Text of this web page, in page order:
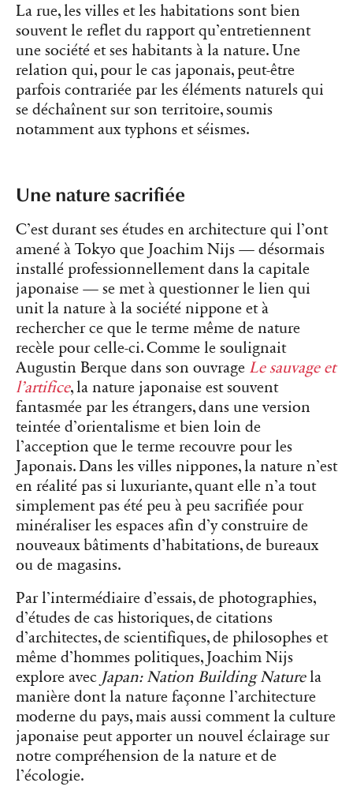
La rue, les villes et les habitations sont bien
souvent le reflet du rapport qu’entretiennent
une société et ses habitants à la nature. Une
relation qui, pour le cas japonais, peut-être
parfois contrariée par les éléments naturels qui
se déchaînent sur son territoire, soumis
notamment aux typhons et séismes.
Une nature sacrifiée
C’est durant ses études en architecture qui l’ont
amené à Tokyo que Joachim Nijs — désormais
installé professionnellement dans la capitale
japonaise — se met à questionner le lien qui
unit la nature à la société nippone et à
rechercher ce que le terme même de nature
recèle pour celle-ci. Comme le soulignait
Augustin Berque dans son ouvrage Le sauvage et
l’artifice, la nature japonaise est souvent
fantasmée par les étrangers, dans une version
teintée d’orientalisme et bien loin de
l’acception que le terme recouvre pour les
Japonais. Dans les villes nippones, la nature n’est
en réalité pas si luxuriante, quant elle n’a tout
simplement pas été peu à peu sacrifiée pour
minéraliser les espaces afin d’y construire de
nouveaux bâtiments d’habitations, de bureaux
ou de magasins.
Par l’intermédiaire d’essais, de photographies,
d’études de cas historiques, de citations
d’architectes, de scientifiques, de philosophes et
même d’hommes politiques, Joachim Nijs
explore avec Japan: Nation Building Naturela
manière dont la nature façonne l’architecture
moderne du pays, mais aussi comment la culture
japonaise peut apporter un nouvel éclairage sur
notre compréhension de la nature et de
l’écologie.